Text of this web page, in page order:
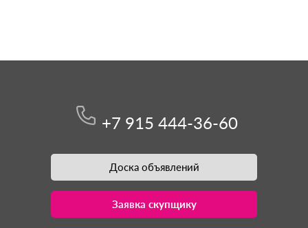
+7 915 444-36-60
Доска объявлений
Заявка скупщику